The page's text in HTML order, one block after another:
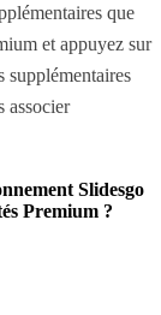
que
et appuyez sur
supplémentaires
associer
Slidesgo
Premium ?